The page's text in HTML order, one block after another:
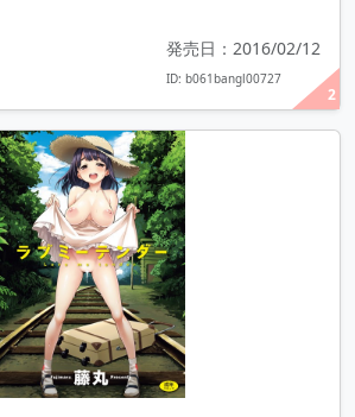
2
発売日：2016/02/12
ID: b061bangl00727